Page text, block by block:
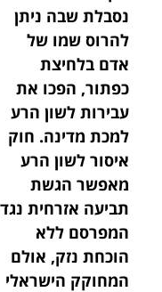
נסבלת שבה ניתן
להרוס שמו של
אדם בלחיצת
כפתור, הפכו את
עבירות לשון הרע
למכת מדינה. חוק
איסור לשון הרע
מאפשר הגשת
תביעה אזרחית נגד
המפרסם ללא
הוכחת נזק, אולם
המחוקק הישראלי